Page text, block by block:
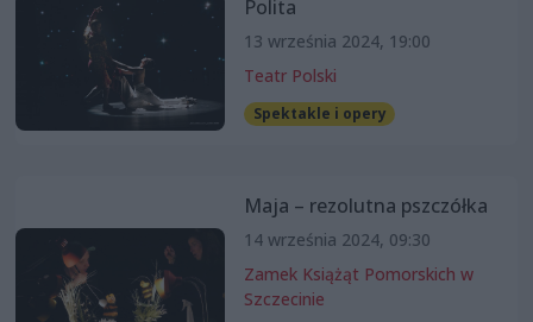
Polita
13 września 2024, 19:00
Teatr Polski
Spektakle i opery
Maja – rezolutna pszczółka
14 września 2024, 09:30
Zamek Książąt Pomorskich w
Szczecinie